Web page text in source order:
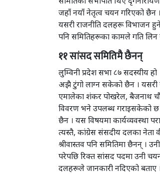
जहाँ नयाँ नेतृत्व चयन गरिएको छैन ।
यसरी राजनीति दलहरू विभाजन
पनि समितिहरूका कामले गति
११ सांसद समितिमै छैनन्
लुम्विनी प्रदेश सभा ८७ सदस्यीय
अझै टुंगो लाग्न सकेको छैन । यसरी
एमालेका शंकर पोखरेल, बैजनाथ
विवरण भने उपलब्ध गराइसकेको छ
छैन । यस विषयमा कार्यव्यवस्था
त्यस्तै, कांग्रेस संसदीय दलका नेता
श्रीवास्तव पनि समितिमा छैनन् ।
परेपछि रिक्त सांसद पदमा उनी
दलहरूले जानकारी नदिएको बताए